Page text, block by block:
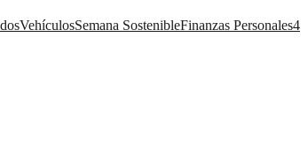
VehículosSemana SostenibleFinanzas Personales4